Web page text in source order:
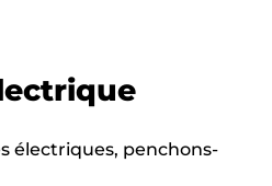
électriques, penchons-